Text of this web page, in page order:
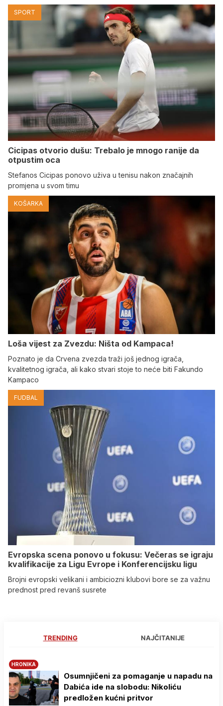
SPORT
Cicipas otvorio dušu: Trebalo je mnogo ranije da
otpustim oca
Stefanos Cicipas ponovo uživa u tenisu nakon značajnih
promjena u svom timu
KOŠARKA
Loša vijest za Zvezdu: Ništa od Kampaca!
Poznato je da Crvena zvezda traži još jednog igrača,
kvalitetnog igrača, ali kako stvari stoje to neće biti Fakundo
Kampaco
FUDBAL
Evropska scena ponovo u fokusu: Večeras se igraju
kvalifikacije za Ligu Evrope i Konferencijsku ligu
Brojni evropski velikani i ambiciozni klubovi bore se za važnu
prednost pred revanš susrete
TRENDING NAJČITANIJE
HRONIKA
Osumnjičeni za pomaganje u napadu na
Dabića ide na slobodu: Nikoliću
predložen kućni pritvor